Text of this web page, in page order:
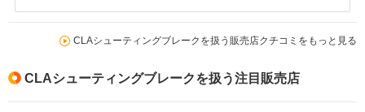
CLAシューティングブレークを扱う販売店クチコミをもっと見る
CLAシューティングブレークを扱う注目販売店